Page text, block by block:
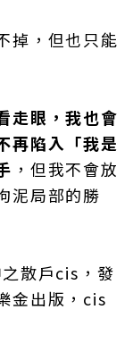
掉，但也只能
走眼，我也會
再陷入「我是
，但我不會放
泥局部的勝
散戶cis，發
金出版，cis